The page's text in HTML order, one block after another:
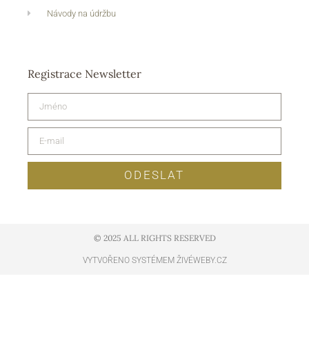
Návody na údržbu
Registrace Newsletter
ODESLAT
© 2025 ALL RIGHTS RESERVED​
VYTVOŘENO SYSTÉMEM ŽIVÉWEBY.CZ